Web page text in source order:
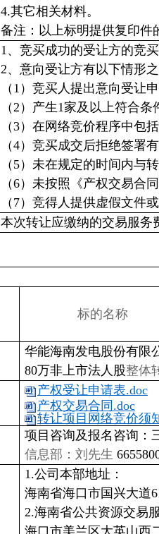
4.其它相关材料。
备注：以上标明提供复印件
1、竞买成功的受让方的竞
2、意向受让方有以下情形
（1）竞买人提出意向受让
（2）产生1家及以上符合
（3）在网络竞价程序中包
（4）竞买成交后拒绝签署
（5）未在规定的时间内与
（6）未按照 《产权交易合
（7）竞得人提供虚假文件
本次转让应缴纳的交易服务
标的名称
华能海南发电股份有限
80万非上市法人股整体
产权受让申请表.doc
产权交易合同.doc
转让项目网络竞价须
项目咨询及报名咨询：
信息部：刘先生
1.公司本部地址：
海南省海口市国兴大道
2.海南省公共资源交易
海口市美兰区大英山西